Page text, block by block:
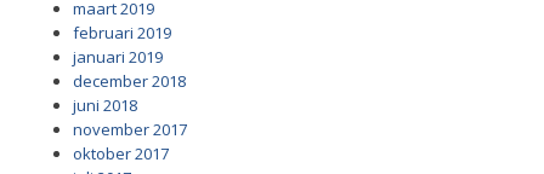
maart 2019
februari 2019
januari 2019
december 2018
juni 2018
november 2017
oktober 2017